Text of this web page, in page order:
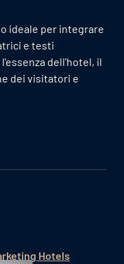
ideale per integrare
e testi
dell'hotel, il
dei visitatori e
Hotels